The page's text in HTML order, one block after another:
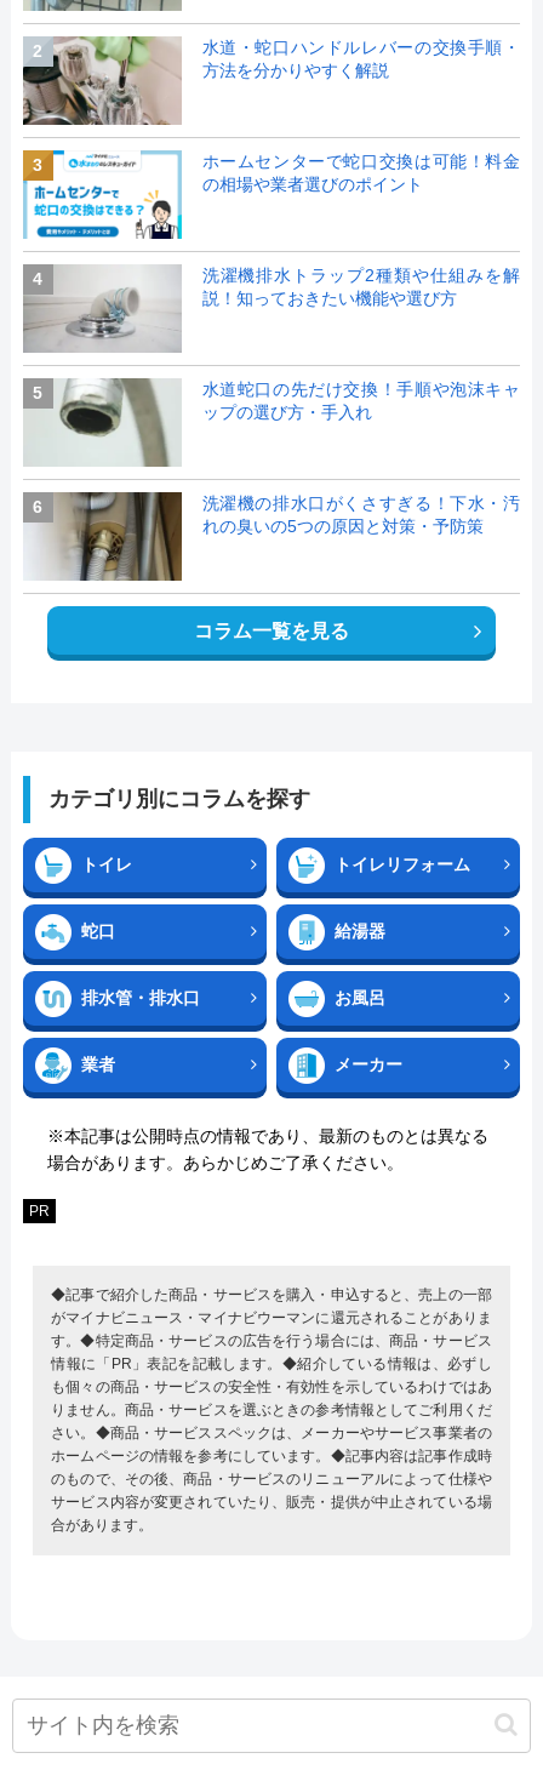
2
水道・蛇口ハンドルレバーの交換手順・
方法を分かりやすく解説
3
ホームセンターで蛇口交換は可能！料金
の相場や業者選びのポイント
4
洗濯機排水トラップ2種類や仕組みを解
説！知っておきたい機能や選び方
5
水道蛇口の先だけ交換！手順や泡沫キャ
ップの選び方・手入れ
6
洗濯機の排水口がくさすぎる！下水・汚
れの臭いの5つの原因と対策・予防策
コラム一覧を見る
カテゴリ別にコラムを探す
トイレ トイレリフォーム
蛇口 給湯器
排水管・排水口 お風呂
業者 メーカー
※本記事は公開時点の情報であり、最新のものとは異なる
場合があります。あらかじめご了承ください。
PR
◆記事で紹介した商品・サービスを購入・申込すると、売上の一部
がマイナビニュース・マイナビウーマンに還元されることがありま
す。◆特定商品・サービスの広告を行う場合には、商品・サービス
情報に「PR」表記を記載します。◆紹介している情報は、必ずし
も個々の商品・サービスの安全性・有効性を示しているわけではあ
りません。商品・サービスを選ぶときの参考情報としてご利用くだ
さい。◆商品・サービススペックは、メーカーやサービス事業者の
ホームページの情報を参考にしています。◆記事内容は記事作成時
のもので、その後、商品・サービスのリニューアルによって仕様や
サービス内容が変更されていたり、販売・提供が中止されている場
合があります。